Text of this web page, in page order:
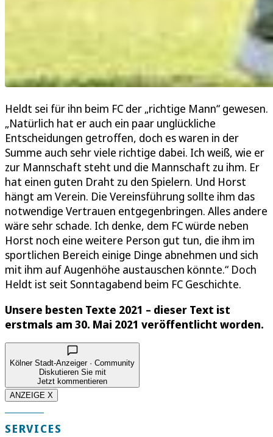
Heldt sei für ihn beim FC der „richtige Mann“ gewesen.
„Natürlich hat er auch ein paar unglückliche
Entscheidungen getroffen, doch es waren in der
Summe auch sehr viele richtige dabei. Ich weiß, wie er
zur Mannschaft steht und die Mannschaft zu ihm. Er
hat einen guten Draht zu den Spielern. Und Horst
hängt am Verein. Die Vereinsführung sollte ihm das
notwendige Vertrauen entgegenbringen. Alles andere
wäre sehr schade. Ich denke, dem FC würde neben
Horst noch eine weitere Person gut tun, die ihm im
sportlichen Bereich einige Dinge abnehmen und sich
mit ihm auf Augenhöhe austauschen könnte.“ Doch
Heldt ist seit Sonntagabend beim FC Geschichte.
Unsere besten Texte 2021 – dieser Text ist
erstmals am 30. Mai 2021 veröffentlicht worden.
Kölner Stadt-Anzeiger · Community
Diskutieren Sie mit
Jetzt kommentieren
ANZEIGE X
SERVICES